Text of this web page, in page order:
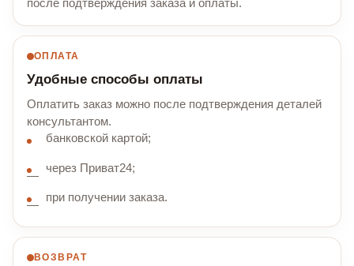
после подтверждения заказа и оплаты.
ОПЛАТА
Удобные способы оплаты
Оплатить заказ можно после подтверждения деталей
консультантом.
банковской картой;
через Приват24;
при получении заказа.
ВОЗВРАТ